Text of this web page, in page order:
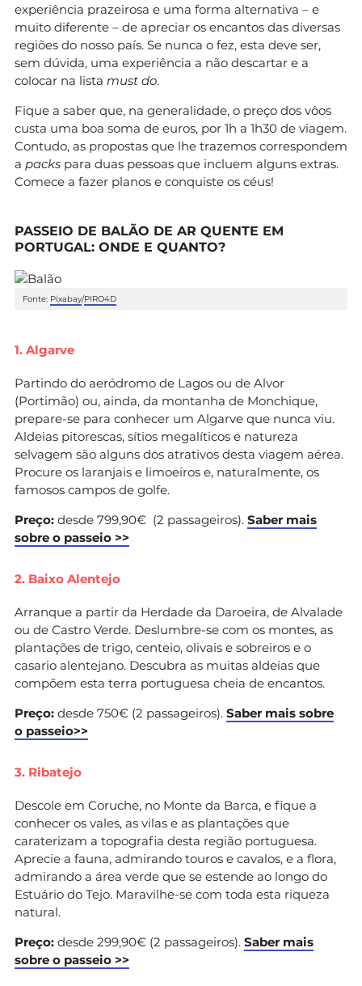
experiência prazeirosa e uma forma alternativa – e
muito diferente – de apreciar os encantos das diversas
regiões do nosso país. Se nunca o fez, esta deve ser,
sem dúvida, uma experiência a não descartar e a
colocar na lista must do.
Fique a saber que, na generalidade, o preço dos vôos
custa uma boa soma de euros, por 1h a 1h30 de viagem.
Contudo, as propostas que lhe trazemos correspondem
a packs para duas pessoas que incluem alguns extras.
Comece a fazer planos e conquiste os céus!
PASSEIO DE BALÃO DE AR QUENTE EM
PORTUGAL: ONDE E QUANTO?
Fonte: Pixabay/PIRO4D
1. Algarve
Partindo do aeródromo de Lagos ou de Alvor
(Portimão) ou, ainda, da montanha de Monchique,
prepare-se para conhecer um Algarve que nunca viu.
Aldeias pitorescas, sítios megalíticos e natureza
selvagem são alguns dos atrativos desta viagem aérea.
Procure os laranjais e limoeiros e, naturalmente, os
famosos campos de golfe.
Preço: desde 799,90€ (2 passageiros). Saber mais
sobre o passeio >>
2. Baixo Alentejo
Arranque a partir da Herdade da Daroeira, de Alvalade
ou de Castro Verde. Deslumbre-se com os montes, as
plantações de trigo, centeio, olivais e sobreiros e o
casario alentejano. Descubra as muitas aldeias que
compõem esta terra portuguesa cheia de encantos.
Preço: desde 750€ (2 passageiros). Saber mais sobre
o passeio>>
3. Ribatejo
Descole em Coruche, no Monte da Barca, e fique a
conhecer os vales, as vilas e as plantações que
caraterizam a topografia desta região portuguesa.
Aprecie a fauna, admirando touros e cavalos, e a flora,
admirando a área verde que se estende ao longo do
Estuário do Tejo. Maravilhe-se com toda esta riqueza
natural.
Preço: desde 299,90€ (2 passageiros). Saber mais
sobre o passeio >>